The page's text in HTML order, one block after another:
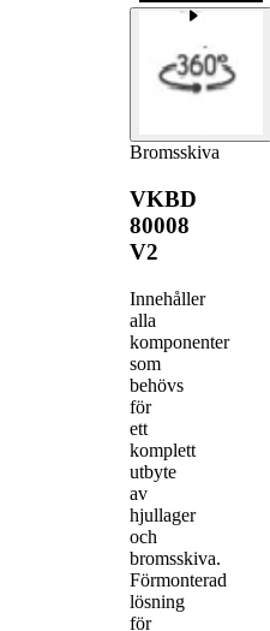
Bromsskiva
VKBD
80008
V2
Innehåller
alla
komponenter
som
behövs
för
ett
komplett
utbyte
av
hjullager
och
bromsskiva.
Förmonterad
lösning
för